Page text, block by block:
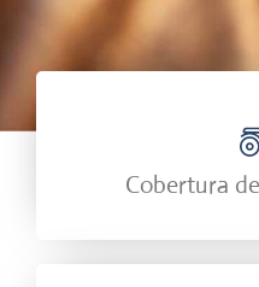
Cobertura